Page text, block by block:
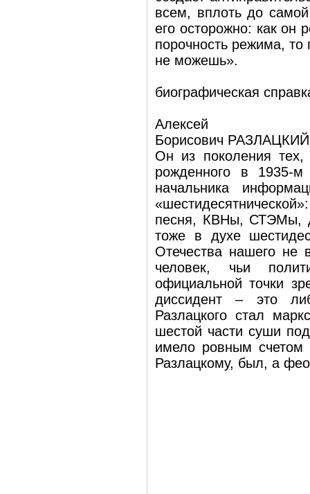
всем, вплоть до
его осторожно: как
порочность режима,
не можешь».
биографическая
Алексей
Борисович РАЗЛАЦКИЙ
Он из поколения тех,
рожденного в 1935-м
начальника
песня, КВНы, СТЭМы,
тоже в духе
Отечества нашего не
человек, чьи
официальной точки
диссидент – это
Разлацкого стал
шестой части суши
имело ровным счетом
Разлацкому, был, а